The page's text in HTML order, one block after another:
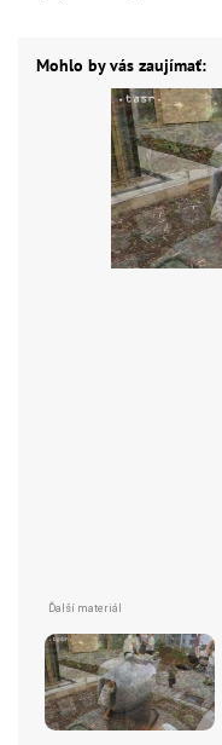
Mohlo by vás zaujímať: